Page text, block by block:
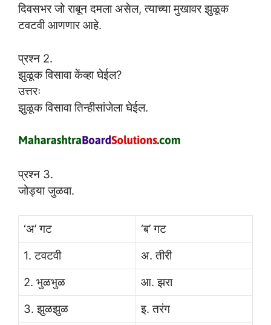
दिवसभर जो राबून दमला असेल, त्याच्या मुखावर झुळूक
टवटवी आणणार आहे.
प्रश्न 2.
झुळूक विसावा केंव्हा घेईल?
उत्तरः
झुळूक विसावा तिन्हीसांजेला घेईल.
प्रश्न 3.
जोड्या जुळवा.
‘अ’ गट
‘ब’ गट
1. टवटवी
अ. तीरी
2. भुळभुळ
आ. झरा
3. झुळझुळ
इ. तरंग